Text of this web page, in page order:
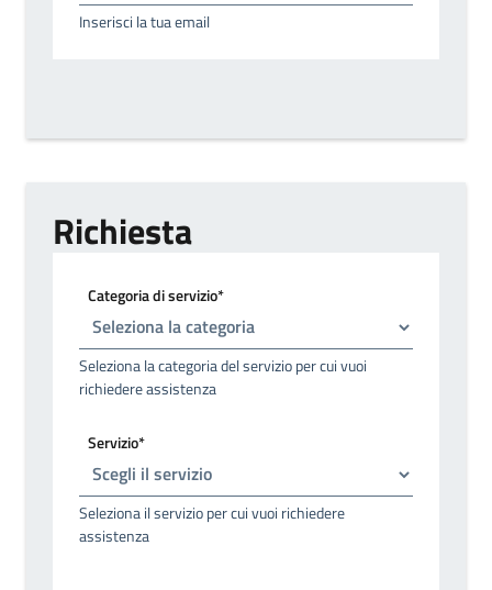
Inserisci la tua email
Richiesta
Categoria di servizio*
Seleziona la categoria del servizio per cui vuoi
richiedere assistenza
Servizio*
Seleziona il servizio per cui vuoi richiedere
assistenza